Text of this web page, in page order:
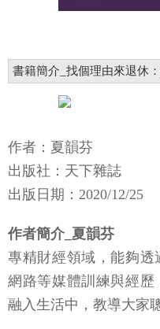
書籍簡介_找個理由來退休
作者：夏韻芬
出版社：天下雜誌
出版日期：2020/12/25
作者簡介_夏韻芬
專精財經領域，能夠透
網路等媒體訓練與經歷
融入生活中，教導大家